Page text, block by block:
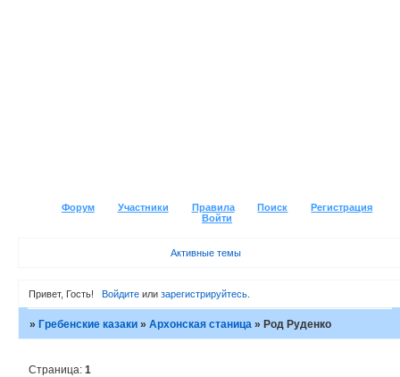
Форум Участники Правила Поиск
Регистрация
Войти
Активные темы
Привет, Гость! Войдитеили зарегистрируйтесь.
»Гребенские казаки »Архонская станица »Род Руденко
Страница:1